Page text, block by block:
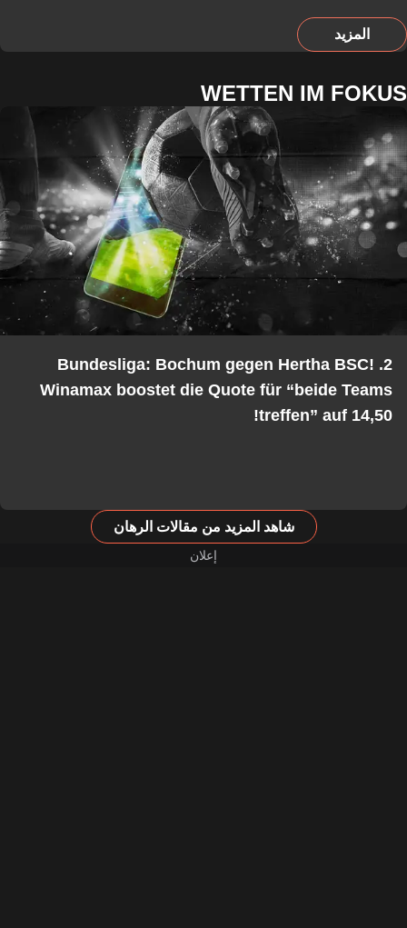
المزيد
WETTEN IM FOKUS
2. Bundesliga: Bochum gegen Hertha BSC!
Winamax boostet die Quote für “beide Teams
treffen” auf 14,50!
شاهد المزيد من مقالات الرهان